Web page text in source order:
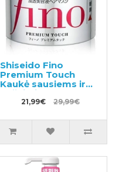
Shiseido Fino
Premium Touch
Kaukė sausiems ir
pažeistiems
plaukams 230g
21,99€ 29,99€